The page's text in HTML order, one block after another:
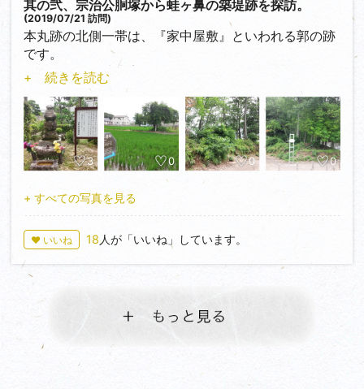
高さ約6mはあろうかという版築土塁はとても見応え
があります。鬼城山の山頂をぐるりと囲むように全長
約2.8kmにわたって築かれており、城内の排水の為に
造られた水門や4ヶ所の城門などの要所要所に石垣が
築かれています。
そして、雨水や経年劣化などによる土塁へのダメージ
を軽減するために土塁の内外に敷石が築かれているの
も大きな特徴です。
また、水門遺構も大きな見所の一つです。間近で石垣
を観察できる第0～第2水門のうち第2水門以外は排水
口を敢えて設けず、石垣の隙間を利用（？）して排水
しています。
城内には現在6ヶ所の水門が確認されていますが、驚
くべき事に、それらの水門は現在もしっかり機能して
いるのです。それも結構な水量を排出しているところ
城内の水源の豊かさもさることながら、当時の築城技
だってこれ千年以上前の遺跡なんだぜ…？！
古墳を利用して城が築かれるというのは決して珍しい
事ではなく、代表的な例としては高槻市の今城塚古墳
や大阪市の茶臼山古墳などがありますね。大坂城の前
身である大坂本願寺も古墳を利用したという説があり
ます。そういえば大坂城本丸の形、どことなく古墳っ
ぽい気が…。
『城びと』には登録されていませんが、備中高松城水
攻め関連遺跡としても古墳好きとしても見所のある、
面白い場所だと思います。
其の弐、宗治公胴塚から蛙ヶ鼻の築堤跡を探訪。
(2019/07/21 訪問)
本丸跡の北側一帯は、『家中屋敷』といわれる郭の跡
です。
その一角に、清水宗治公の胴塚があります。
しかしどうみても私有地というか民家の庭先なので遠
慮気味にお邪魔して、手を合わせてきました。
舟上で切腹を終えて城内へ戻った首の無い宗治公の遺
体。それを見て城内の一同は嗚咽を隠せなかったそう
です。そしてすぐに手厚く葬られたのですが、その際
に介錯人を務めた国府市佑は自らの首を掻き切り、墓
穴に落ち込んで殉死したそうです。…壮絶。
三の丸跡の駐車場に戻って…と、その前に見逃せない
のは『清水宗治公自刃の地』。その名も高松山妙玄寺
の境内にあります。
され、謡曲『誓願寺』を舞った後に辞世を詠み切腹し
+ 続きを読む
3 0 0 0
+ すべての写真を見る
♥ いいね 18 人が「いいね」しています。